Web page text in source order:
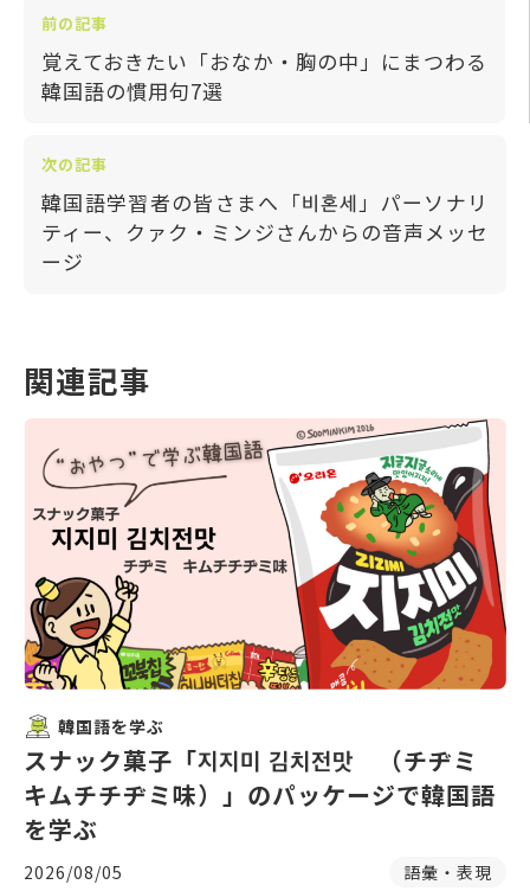
前の記事
覚えておきたい「おなか・胸の中」にまつわる
韓国語の慣用句7選
次の記事
韓国語学習者の皆さまへ「비혼세」パーソナリ
ティー、クァク・ミンジさんからの音声メッセ
ージ
関連記事
韓国語を学ぶ
スナック菓子「지지미 김치전맛 （チヂミ
キムチチヂミ味）」のパッケージで韓国語
を学ぶ
2026/08/05 語彙・表現